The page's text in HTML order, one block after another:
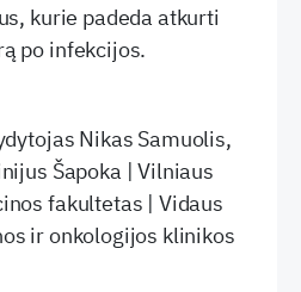
kurie padeda atkurti
po infekcijos.
Nikas Samuolis,
Šapoka | Vilniaus
fakultetas | Vidaus
ir onkologijos klinikos